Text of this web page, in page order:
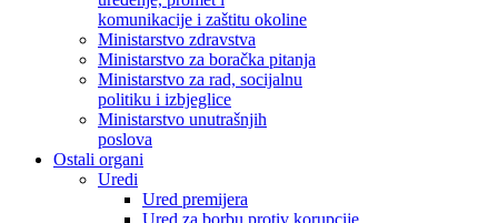
komunikacije i zaštitu okoline
Ministarstvo zdravstva
Ministarstvo za boračka pitanja
Ministarstvo za rad, socijalnu
politiku i izbjeglice
Ministarstvo unutrašnjih
poslova
Ostali organi
Uredi
Ured premijera
Ured za borbu protiv korupcije